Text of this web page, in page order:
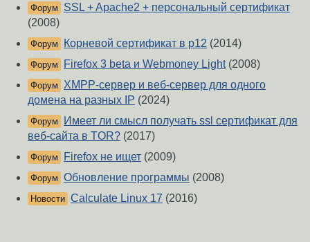
Форум
SSL + Apache2 + персональный сертификат
(2008)
Форум Корневой сертификат в p12 (2014)
Форум Firefox 3 beta и Webmoney Light(2008)
Форум
XMPP-сервер и веб-сервер для одного
домена на разных IP (2024)
Форум
Имеет ли смысл получать ssl сертификат для
веб-сайта в TOR? (2017)
Форум Firefox не ищет (2009)
Форум Обновление программы (2008)
Новости Calculate Linux 17 (2016)